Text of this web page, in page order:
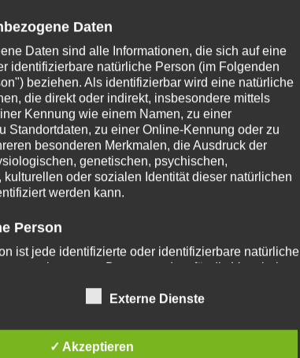
ansehen … (Das Lied ist mir dabei
Kopf gegangen, daher …
Daten
Daten sind alle Informationen, die sich auf eine
identifizierbare natürliche Person (im Folgenden
beziehen. Als identifizierbar wird eine natürliche
die direkt oder indirekt, insbesondere mittels
Kennung wie einem Namen, zu einer
Standortdaten, zu einer Online-Kennung oder zu
besonderen Merkmalen, die Ausdruck der
genetischen, psychischen,
kulturellen oder sozialen Identität dieser natürlichen
werden kann.
Person
ist jede identifizierte oder identifizierbare natürliche
Daten von dem für die Verarbeitung
jeder mit oder ohne Hilfe automatisierter Verfahren
Externe Dienste
✓ Akzeptieren